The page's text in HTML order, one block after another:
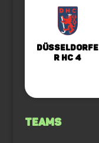
Düsseldorfe
r HC 4
Teams